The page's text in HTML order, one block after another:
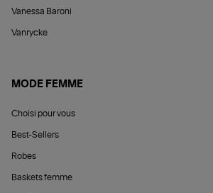
Vanessa Baroni
Vanrycke
MODE FEMME
Choisi pour vous
Best-Sellers
Robes
Baskets femme